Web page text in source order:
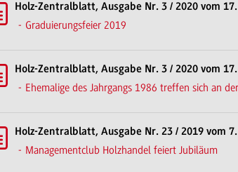
Holz-Zentralblatt, Ausgabe Nr. 3 / 2020 vom
Graduierungsfeier 2019
Holz-Zentralblatt, Ausgabe Nr. 3 / 2020 vom
Ehemalige des Jahrgangs 1986 treffen sich an
Holz-Zentralblatt, Ausgabe Nr. 23 / 2019 vom
Managementclub Holzhandel feiert Jubiläum